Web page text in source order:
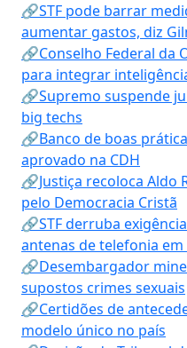
🔗STF pode barrar
aumentar gastos, diz
🔗Conselho Federal da
para integrar
🔗Supremo suspende
big techs
🔗Banco de boas
aprovado na CDH
🔗Justiça recoloca Aldo
pelo Democracia Cristã
🔗STF derruba
antenas de telefonia em
🔗Desembargador
supostos crimes sexuais
🔗Certidões de
modelo único no país